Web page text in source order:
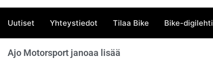
Uutiset Yhteystiedot Tilaa Bike Bike-digilehti
Ajo Motorsport janoaa lisää